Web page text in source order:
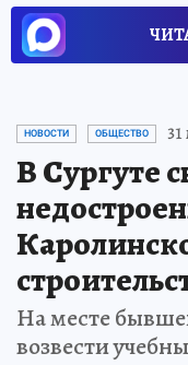
НОВОСТИ ОБЩЕСТВО 31
В Сургуте
На месте
возвести